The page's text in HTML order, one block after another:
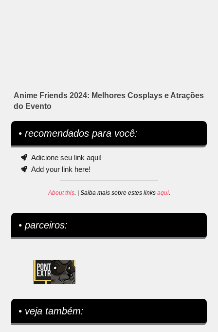
Anime Friends 2024: Melhores Cosplays e Atrações
do Evento
• recomendados para você:
Adicione seu link aqui!
Add your link here!
About this. | Saiba mais sobre estes links aqui.
• parceiros:
• veja também: